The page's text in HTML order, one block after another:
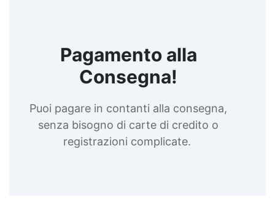
Pagamento alla
Consegna!
Puoi pagare in contanti alla consegna,
senza bisogno di carte di credito o
registrazioni complicate.